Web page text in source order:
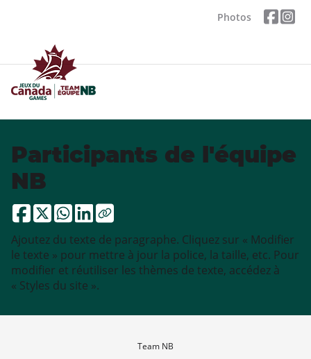
Photos
Participants de l'équipe
NB
Ajoutez du texte de paragraphe. Cliquez sur « Modifier
le texte » pour mettre à jour la police, la taille, etc. Pour
modifier et réutiliser les thèmes de texte, accédez à
« Styles du site ».
Team NB